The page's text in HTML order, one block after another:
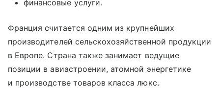
финансовые услуги.
Франция считается одним из крупнейших
производителей сельскохозяйственной продукции
в Европе. Страна также занимает ведущие
позиции в авиастроении, атомной энергетике
и производстве товаров класса люкс.